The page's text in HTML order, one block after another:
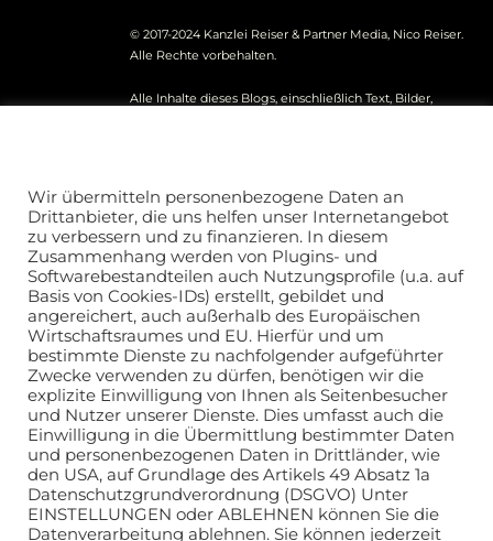
© 2017-2024 Kanzlei Reiser & Partner Media, Nico Reiser.
Alle Rechte vorbehalten.
Alle Inhalte dieses Blogs, einschließlich Text, Bilder,
schriftliche Genehmigung des Autors ausdrücklich
untersagt.Presse und Publikationsanfragen richten Sie
bitte an unsere Redaktion.
Die auf diesem Blog veröffentlichten Informationen
dienen ausschließlich allgemeinen
Informationszwecken. Der Autor übernimmt keine
Gewähr für die Richtigkeit, Vollständigkeit oder
Aktualität der bereitgestellten Informationen. Jegliche
Haftung für Schäden, die direkt oder indirekt aus der
Nutzung der Inhalte entstehen, wird ausgeschlossen.
Wir übermitteln personenbezogene Daten an
Drittanbieter, die uns helfen unser Internetangebot
zu verbessern und zu finanzieren. In diesem
Zusammenhang werden von Plugins- und
Softwarebestandteilen auch Nutzungsprofile (u.a. auf
Basis von Cookies-IDs) erstellt, gebildet und
angereichert, auch außerhalb des Europäischen
Wirtschaftsraumes und EU. Hierfür und um
bestimmte Dienste zu nachfolgender aufgeführter
Zwecke verwenden zu dürfen, benötigen wir die
explizite Einwilligung von Ihnen als Seitenbesucher
und Nutzer unserer Dienste. Dies umfasst auch die
Einwilligung in die Übermittlung bestimmter Daten
und personenbezogenen Daten in Drittländer, wie
den USA, auf Grundlage des Artikels 49 Absatz 1a
Datenschutzgrundverordnung (DSGVO) Unter
EINSTELLUNGEN oder ABLEHNEN können Sie die
Datenverarbeitung ablehnen. Sie können jederzeit